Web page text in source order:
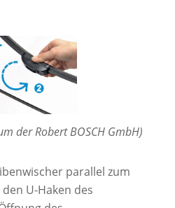
der Robert BOSCH GmbH)
parallel zum
U-Haken des